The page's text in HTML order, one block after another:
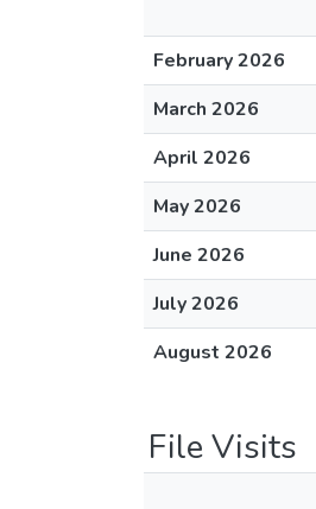
February 2026
March 2026
April 2026
May 2026
June 2026
July 2026
August 2026
File Visits